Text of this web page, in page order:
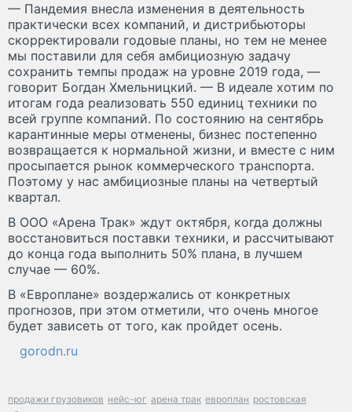
— Пандемия внесла изменения в деятельность
практически всех компаний, и дистрибьюторы
скорректировали годовые планы, но тем не менее
мы поставили для себя амбициозную задачу
сохранить темпы продаж на уровне 2019 года, —
говорит Богдан Хмельницкий. — В идеале хотим по
итогам года реализовать 550 единиц техники по
всей группе компаний. По состоянию на сентябрь
карантинные меры отменены, бизнес постепенно
возвращается к нормальной жизни, и вместе с ним
просыпается рынок коммерческого транспорта.
Поэтому у нас амбициозные планы на четвертый
квартал.
В ООО «Арена Трак» ждут октября, когда должны
восстановиться поставки техники, и рассчитывают
до конца года выполнить 50% плана, в лучшем
случае — 60%.
В «Европлане» воздержались от конкретных
прогнозов, при этом отметили, что очень многое
будет зависеть от того, как пройдет осень.
gorodn.ru
продажи грузовиков нейс-юг арена трак европлан ростовская